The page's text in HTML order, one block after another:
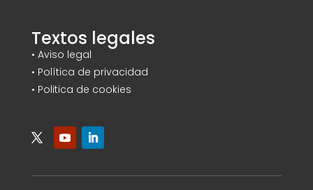
Textos legales
• Aviso legal
• Política de privacidad
• Politica de cookies